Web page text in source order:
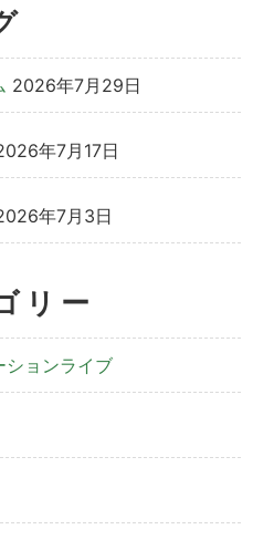
2026年7月29日
年7月17日
年7月3日
リー
ションライブ